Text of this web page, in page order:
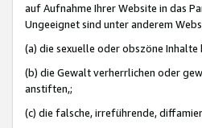
auf Aufnahme Ihrer Website in das
Ungeeignet sind unter anderem
(a) die sexuelle oder obszöne
(b) die Gewalt verherrlichen oder
anstiften,;
(c) die falsche, irreführende,